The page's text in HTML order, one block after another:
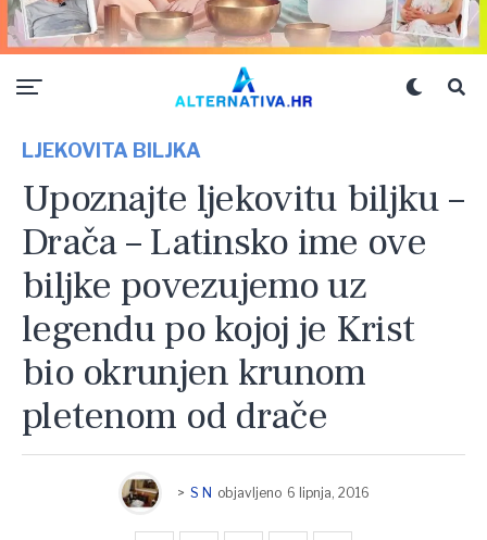
LJEKOVITA BILJKA
Upoznajte ljekovitu biljku –
Drača – Latinsko ime ove
biljke povezujemo uz
legendu po kojoj je Krist
bio okrunjen krunom
pletenom od drače
> S N objavljeno 6 lipnja, 2016